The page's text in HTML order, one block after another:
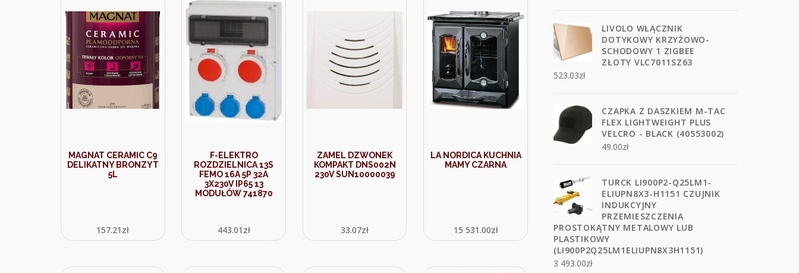
MAGNAT CERAMIC C9
DELIKATNY BRONZYT
5L
157.21 zł
F-ELEKTRO
ROZDZIELNICA 13S
FEMO 16A 5P 32A
3X230V IP65 13
MODUŁÓW 741870
443.01 zł
ZAMEL DZWONEK
KOMPAKT DNS002N
230V SUN10000039
33.07zł
LA NORDICA KUCHNIA
MAMY CZARNA
15 531.00zł
LIVOLO WŁĄCZNIK
DOTYKOWY KRZYŻOWO-
SCHODOWY 1 ZIGBEE
ZŁOTY VLC7011SZ63
523.03zł
CZAPKA Z DASZKIEM M-TAC
FLEX LIGHTWEIGHT PLUS
VELCRO - BLACK (40553002)
49.00zł
TURCK LI900P2-Q25LM1-
ELIUPN8X3-H1151 CZUJNIK
INDUKCYJNY
PRZEMIESZCZENIA
PROSTOKĄTNY METALOWY LUB
PLASTIKOWY
(LI900P2Q25LM1ELIUPN8X3H1151)
3 493.00zł